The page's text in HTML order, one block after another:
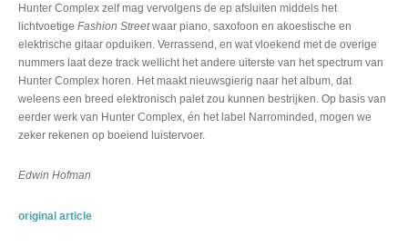
Hunter Complex zelf mag vervolgens de ep afsluiten middels het
lichtvoetige Fashion Streetwaar piano, saxofoon en akoestische en
elektrische gitaar opduiken. Verrassend, en wat vloekend met de overige
nummers laat deze track wellicht het andere uiterste van het spectrum van
Hunter Complex horen. Het maakt nieuwsgierig naar het album, dat
weleens een breed elektronisch palet zou kunnen bestrijken. Op basis van
eerder werk van Hunter Complex, én het label Narrominded, mogen we
zeker rekenen op boeiend luistervoer.
Edwin Hofman
original article